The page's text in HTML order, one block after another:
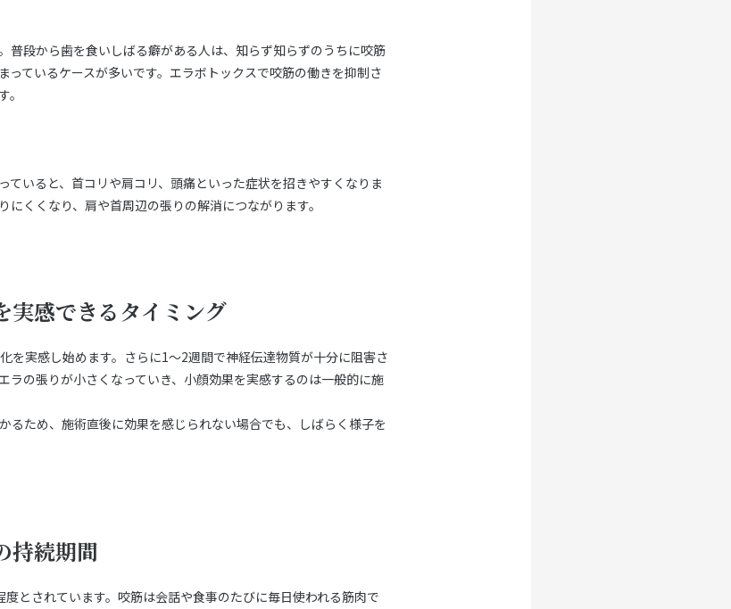
普段から歯を食いしばる癖がある人は、知らず知らずのうちに咬筋
ているケースが多いです。エラボトックスで咬筋の働きを抑制さ
いると、首コリや肩コリ、頭痛といった症状を招きやすくなりま
くくなり、肩や首周辺の張りの解消につながります。
実感できるタイミング
を実感し始めます。さらに1〜2週間で神経伝達物質が十分に阻害さ
の張りが小さくなっていき、小顔効果を実感するのは一般的に施
るため、施術直後に効果を感じられない場合でも、しばらく様子を
持続期間
とされています。咬筋は会話や食事のたびに毎日使われる筋肉で